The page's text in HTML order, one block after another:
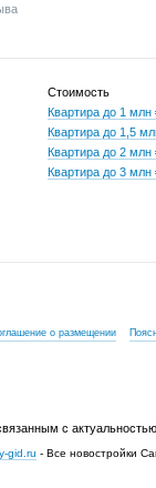
Стоимость
Квартира до 1 млн
Квартира до 1,5
Квартира до 2 млн
Квартира до 3 млн
о размещении
с
gid.ru - Все новостройки